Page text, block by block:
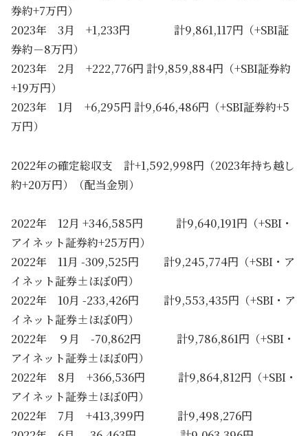
券約+7万円）
2023年 3月 +1,233円 計9,861,117円（+SBI証
券約－8万円）
2023年 2月 +222,776円 計9,859,884円（+SBI証券約
+19万円）
2023年 1月 +6,295円 計9,646,486円（+SBI証券約+5
万円）
2022年の確定総収支 計+1,592,998円（2023年持ち越し
約+20万円）（配当金別）
2022年 12月 +346,585円 計9,640,191円（+SBI・
アイネット証券約+25万円）
2022年 11月 -309,525円 計9,245,774円（+SBI・ア
イネット証券±ほぼ0円）
2022年 10月 -233,426円 計9,553,435円（+SBI・ア
イネット証券±ほぼ0円）
2022年 ９月 -70,862円 計9,786,861円（+SBI・
アイネット証券±ほぼ0円）
2022年 8月 +366,536円 計9,864,812円（+SBI・
アイネット証券±ほぼ0円）
2022年 7月 +413,399円 計9,498,276円